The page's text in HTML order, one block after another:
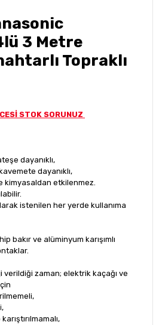
3 Metre
Topraklı
STOK SORUNUZ
dayanıklı,
dayanıklı,
kimyasaldan etkilenmez.
istenilen her yerde kullanıma
bakır ve alüminyum karışımlı
zaman; elektrik kaçağı ve